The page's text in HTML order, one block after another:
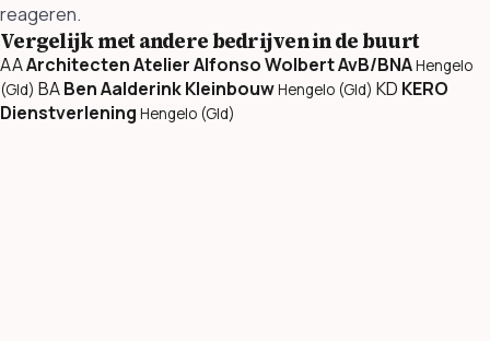
reageren.
Vergelijk met andere bedrijven in de buurt
AAArchitecten Atelier Alfonso Wolbert AvB/BNAHengelo
(Gld) BABen Aalderink KleinbouwHengelo (Gld) KD KERO
Dienstverlening Hengelo (Gld)